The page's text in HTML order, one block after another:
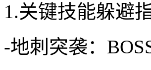
1.关键技能躲避
-地刺突袭：